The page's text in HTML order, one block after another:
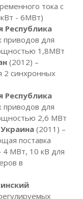
тока с
- 6МВт)
Республика
приводов для
1,8МВт
(2012) –
2 синхронных
Республика
приводов для
2,6 МВт
(2011) –
поставка
4 МВт, 10 кВ для
в